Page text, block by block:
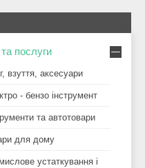
послуги
взуття, аксесуари
- бензо інструмент
та автотовари
для дому
устаткування і